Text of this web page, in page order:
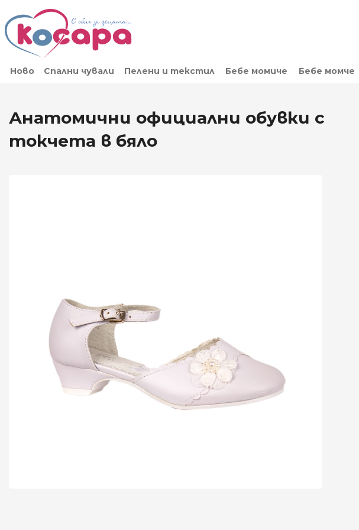
Ново Спални чували Пелени и текстил Бебе момиче Бебе момче
Анатомични официални обувки с
токчета в бяло